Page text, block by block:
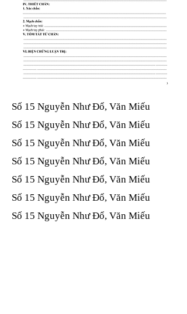
Số 15 Nguyễn Như Đổ, Văn Miếu​​​​
Số 15 Nguyễn Như Đổ, Văn Miếu​​​​
Số 15 Nguyễn Như Đổ, Văn Miếu​​​​
Số 15 Nguyễn Như Đổ, Văn Miếu​​​​
Số 15 Nguyễn Như Đổ, Văn Miếu​​​​
Số 15 Nguyễn Như Đổ, Văn Miếu​​​​
Số 15 Nguyễn Như Đổ, Văn Miếu​​​​